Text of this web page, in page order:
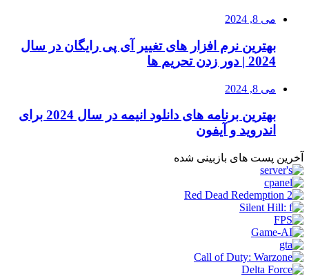
می 8, 2024
بهترین نرم افزار های تغییر آی پی رایگان در سال
2024 | دور زدن تحریم ها
می 8, 2024
بهترین برنامه های دانلود انیمه در سال 2024 برای
اندروید و آیفون
آخرین پست های بازبینی شده